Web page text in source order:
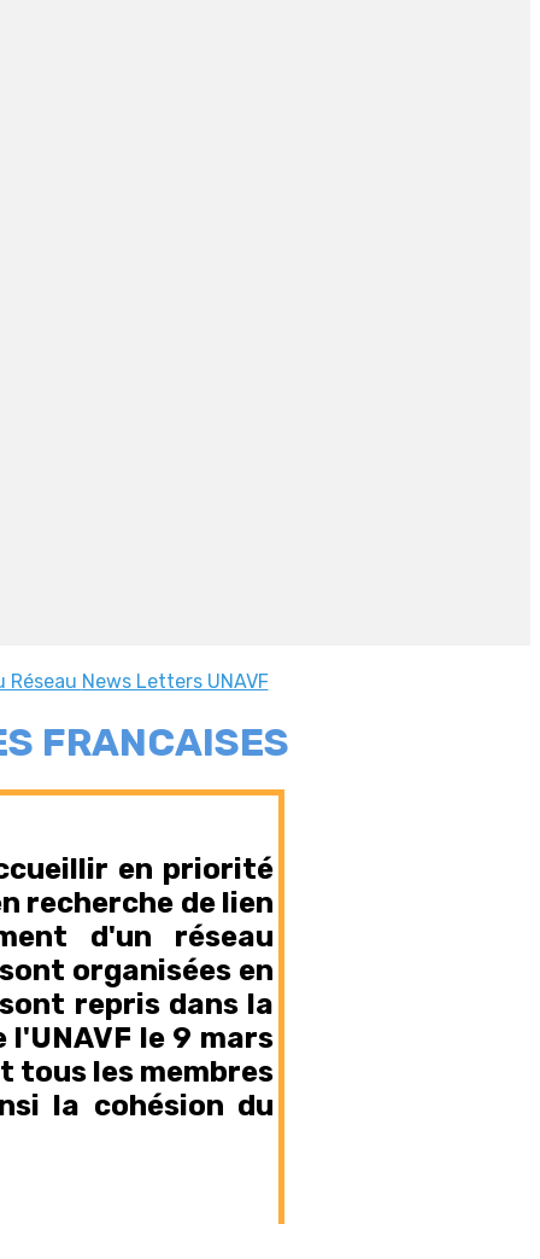
Réseau News Letters UNAVF
FRANCAISES
en priorité
recherche de lien
d'un réseau
organisées en
repris dans la
le 9 mars
tous les membres
la cohésion du